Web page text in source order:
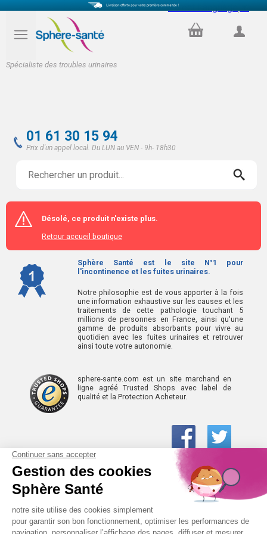
Spécialiste des troubles urinaires
Select Language
PANIER
01 61 30 15 94
Prix d'un appel local. Du LUN au VEN - 9h- 18h30
Désolé, ce produit n'existe plus.
Retour accueil boutique
Sphère Santé est le site N°1 pour
l'incontinence et les fuites urinaires.
Notre philosophie est de vous apporter à la fois
une information exhaustive sur les causes et les
traitements de cette pathologie touchant 5
millions de personnes en France, ainsi qu'une
gamme de produits absorbants pour vivre au
quotidien avec les fuites urinaires et retrouver
ainsi toute votre autonomie.
sphere-sante.com est un site marchand en
ligne agréé Trusted Shops avec label de
qualité et la Protection Acheteur.
01 61 30 15 94
(prix d’un appel local)
CONTACTEZ-NOUS